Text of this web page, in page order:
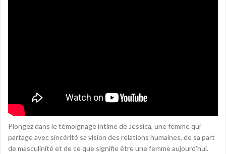
Plongez dans le témoignage intime de Jessica, une femme qui
partage avec sincérité sa vision des relations humaines, de sa part
de masculinité et de ce que signifie être une femme aujourd’hui.